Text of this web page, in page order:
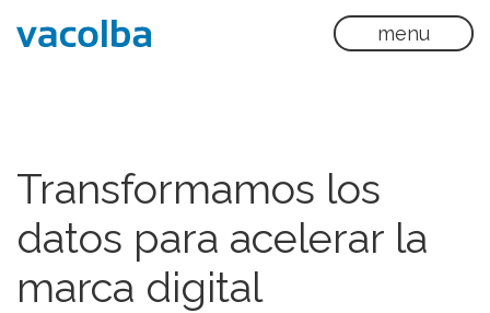
menu
Transformamos los
datos para acelerar la
marca digital